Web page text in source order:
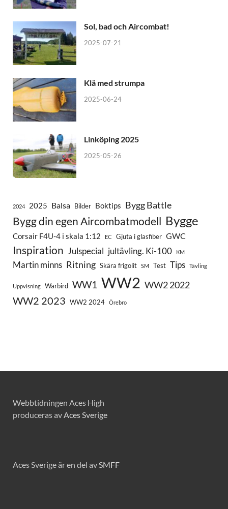
Sol, bad och Aircombat!
2025-07-21
Klä med strumpa
2025-06-24
Linköping 2025
2025-05-26
2024 2025 Balsa Bilder Boktips Bygg Battle
Bygg din egen Aircombatmodell Bygge
Corsair F4U-4 i skala 1:12 EC Gjuta i glasfiber GWC
Inspiration Julspecial jultävling. Ki-100 KM
Martin minns Ritning Skära frigolit SM Test Tips Tävling
Uppvisning Warbird WW1 WW2 WW2 2022
WW2 2023 WW2 2024 Örebro
Webbtidningen Aces High
produceras avAces Sverige
Aces Sverige är en del avSMFF